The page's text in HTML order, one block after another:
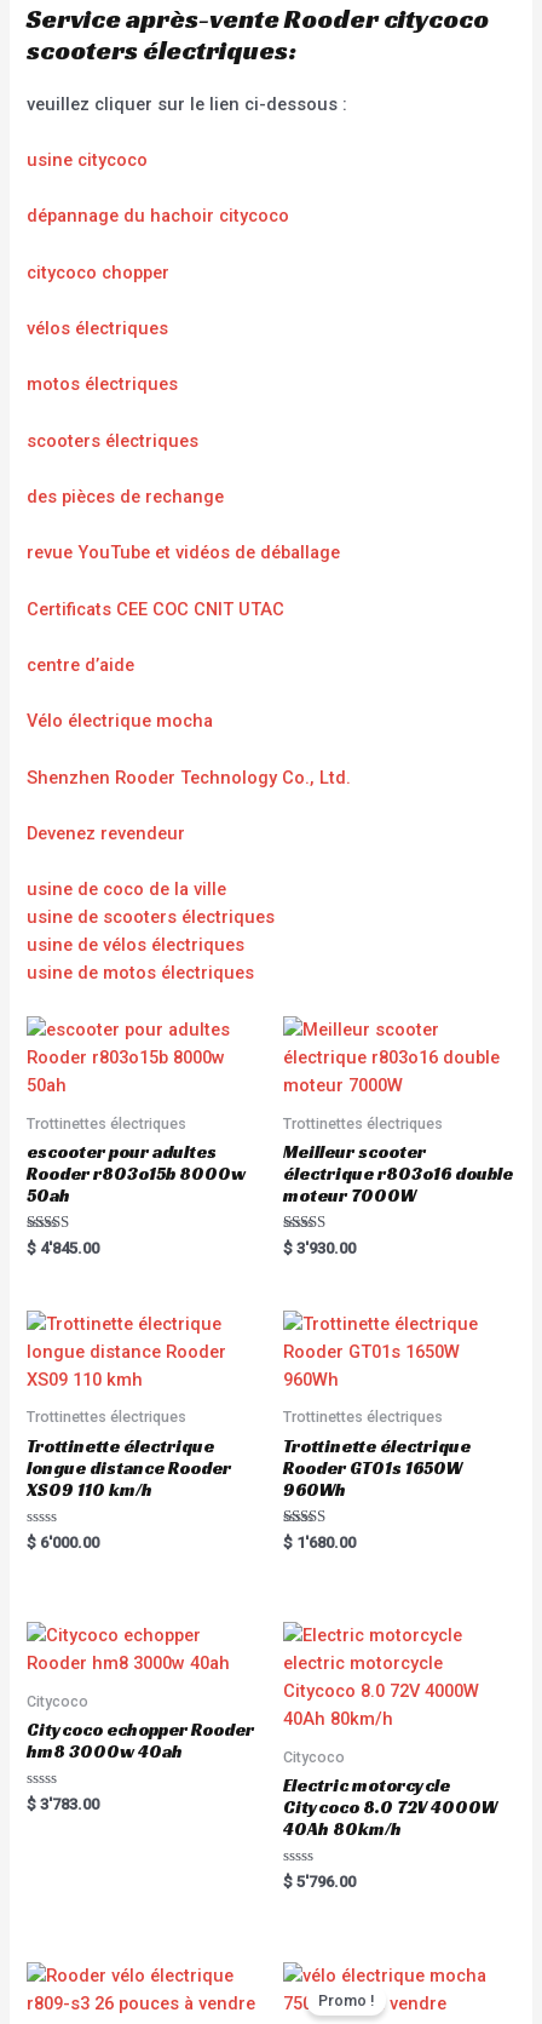
Service après-vente Rooder citycoco
scooters électriques:
veuillez cliquer sur le lien ci-dessous :
usine citycoco
dépannage du hachoir citycoco
citycoco chopper
vélos électriques
motos électriques
scooters électriques
des pièces de rechange
revue YouTube et vidéos de déballage
Certificats CEE COC CNIT UTAC
centre d’aide
Vélo électrique mocha
Shenzhen Rooder Technology Co., Ltd.
Devenez revendeur
usine de coco de la ville
usine de scooters électriques
usine de vélos électriques
usine de motos électriques
Trottinettes électriques
escooter pour adultes
Rooder r803o15b 8000w
50ah
Rated
5.00
$ 4'845.00
Trottinettes électriques
Meilleur scooter
électrique r803o16 double
moteur 7000W
Rated
5.00
$ 3'930.00
Trottinettes électriques
Trottinette électrique
longue distance Rooder
XS09 110 km/h
R
a
o
u
t
o
5
$ 6'000.00
Trottinettes électriques
Trottinette électrique
Rooder GT01s 1650W
960Wh
Rated
5.00
$ 1'680.00
Citycoco
Citycoco echopper Rooder
hm8 3000w 40ah
R
a
5
$ 3'783.00
Citycoco
Electric motorcycle
Citycoco 8.0 72V 4000W
40Ah 80km/h
R
a
o
u
t
o
$ 5'796.00
Promo !